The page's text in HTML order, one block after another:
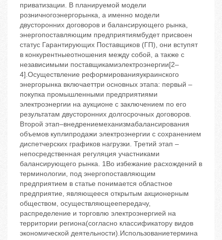
приватизации. В планируемой модели
розничногоэнергорынка, а именно модели
двусторонних договоров и балансирующего рынка,
энергопоставляющим предприятиямбудет присвоен
статус Гарантирующих Поставщиков (ГП), они вступят
в конкурентныеотношения между собой, а также с
независимыми поставщикамиэлектроэнергии[2–
4].Осуществление реформированияукраинского
энергорынка включаеттри основных этапа: первый –
покупка промышленными предприятиями
электроэнергии на аукционе с заключением по его
результатам двусторонних долгосрочных договоров.
Второй этап–внедрениемеханизмабалансирования
объемов куплипродажи электроэнергии с сохранением
диспетчерских графиков нагрузки. Третий этап –
непосредственная регуляция участниками
балансирующего рынка. 1Во избежание расхождений в
терминологии, под энергопоставляющим
предприятием в статье понимается областное
предприятие, являющееся открытым акционерным
обществом, осуществляющеепередачу,
распределение и торговлю электроэнергией на
территории региона(согласно классификатору видов
экономической деятельности).Использованиетермина